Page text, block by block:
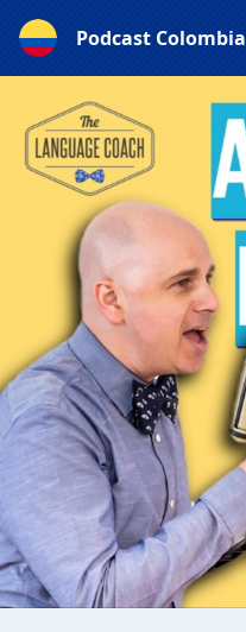
Podcast Colombia